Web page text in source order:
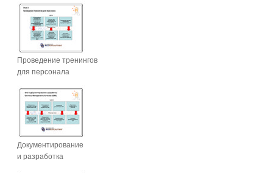
Проведение тренингов
для персонала
Документирование
и разработка